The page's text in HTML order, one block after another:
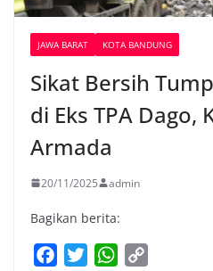
JAWA BARAT KOTA BANDUNG
Sikat Bersih
di Eks TPA Dago,
Armada
20/11/2025 admin
Bagikan berita:
W